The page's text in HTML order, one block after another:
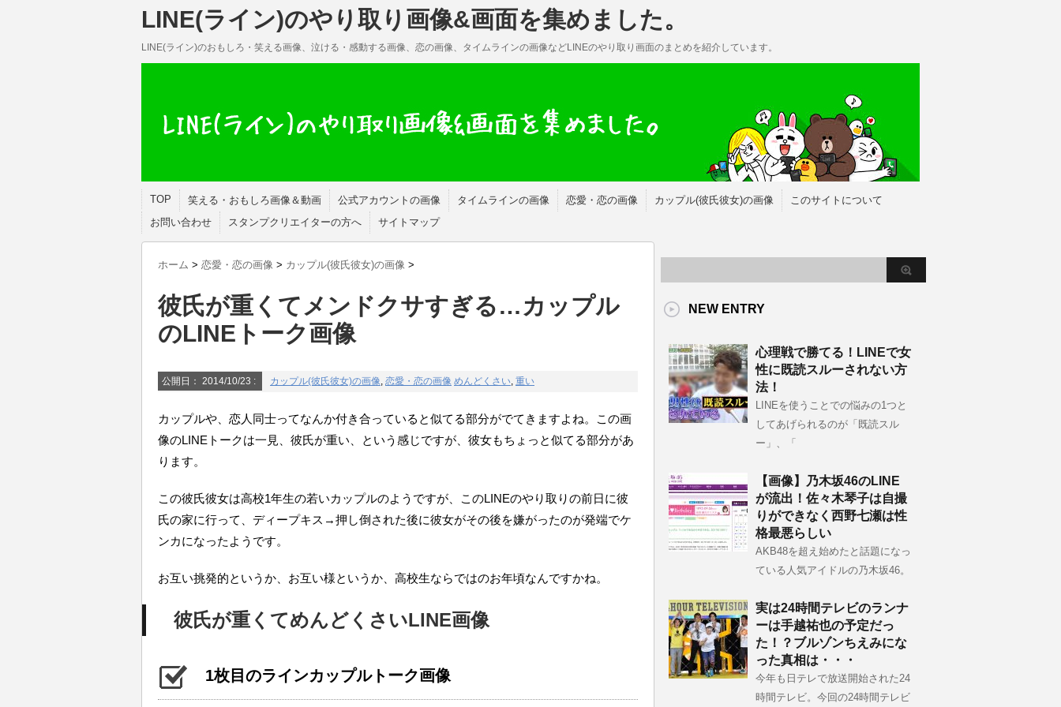
LINE(ライン)のやり取り画像&画面を集めました。
LINE(ライン)のおもしろ・笑える画像、泣ける・感動する画像、恋の画像、タイムラインの画像などLINEのやり取り画面のまとめを紹介しています。
TOP 笑える・おもしろ画像＆動画 公式アカウントの画像 タイムラインの画像 恋愛・恋の画像 カップル(彼氏彼女)の画像
このサイトについて
お問い合わせ
スタンプクリエイターの方へ サイトマップ
ホーム > 恋愛・恋の画像 > カップル(彼氏彼女)の画像 >
彼氏が重くてメンドクサすぎる…カップル
のLINEトーク画像
公開日： 2014/10/23 : カップル(彼氏彼女)の画像, 恋愛・恋の画像 めんどくさい, 重い
カップルや、恋人同士ってなんか付き合っていると似てる部分がでてきますよね。この画
像のLINEトークは一見、彼氏が重い、という感じですが、彼女もちょっと似てる部分があ
ります。
この彼氏彼女は高校1年生の若いカップルのようですが、このLINEのやり取りの前日に彼
氏の家に行って、ディープキス→押し倒された後に彼女がその後を嫌がったのが発端でケ
ンカになったようです。
お互い挑発的というか、お互い様というか、高校生ならではのお年頃なんですかね。
彼氏が重くてめんどくさいLINE画像
1枚目のラインカップルトーク画像
NEW ENTRY
心理戦で勝てる！LINEで女
性に既読スルーされない方
法！
LINEを使うことでの悩みの1つと
してあげられるのが「既読スル
ー」、「
【画像】乃木坂46のLINE
が流出！佐々木琴子は自撮
りができなく西野七瀬は性
格最悪らしい
AKB48を超え始めたと話題になっ
ている人気アイドルの乃木坂46。
実は24時間テレビのランナ
ーは手越祐也の予定だっ
た！？ブルゾンちえみにな
った真相は・・・
今年も日テレで放送開始された24
時間テレビ。今回の24時間テレビ